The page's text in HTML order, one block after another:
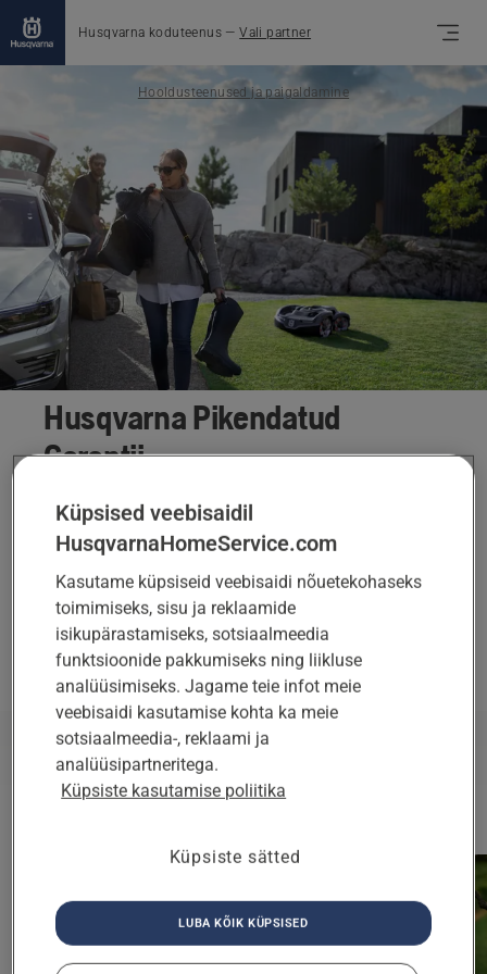
Husqvarna koduteenus — Vali partner
Hooldusteenused ja paigaldamine
Husqvarna Pikendatud
Garantii
Selle pikendatud garantiiga saad meelerahu
suurendamiseks pikendada oma robotniiduki
kaitset veel kolmeks aastaks.
TEE PÄRING
Alates 94 eurost
Küpsised veebisaidil
HusqvarnaHomeService.com
Kasutame küpsiseid veebisaidi nõuetekohaseks
toimimiseks, sisu ja reklaamide
isikupärastamiseks, sotsiaalmeedia
funktsioonide pakkumiseks ning liikluse
analüüsimiseks. Jagame teie infot meie
veebisaidi kasutamise kohta ka meie
sotsiaalmeedia-, reklaami ja
analüüsipartneritega.
Küpsiste kasutamise poliitika
Küpsiste sätted
LUBA KÕIK KÜPSISED